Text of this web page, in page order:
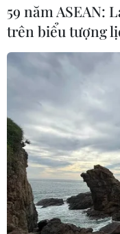
59 năm ASEAN:
trên biểu tượng